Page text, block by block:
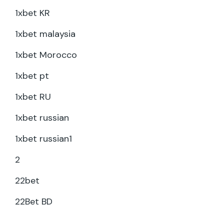
1xbet KR
1xbet malaysia
1xbet Morocco
1xbet pt
1xbet RU
1xbet russian
1xbet russian1
2
22bet
22Bet BD